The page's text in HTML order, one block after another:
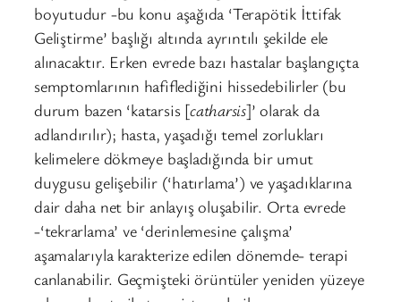
boyutudur -bu konu aşağıda ‘Terapötik İttifak
Geliştirme’ başlığı altında ayrıntılı şekilde ele
alınacaktır. Erken evrede bazı hastalar başlangıçta
semptomlarının hafiflediğini hissedebilirler (bu
durum bazen ‘katarsis [catharsis]’ olarak da
adlandırılır); hasta, yaşadığı temel zorlukları
kelimelere dökmeye başladığında bir umut
duygusu gelişebilir (‘hatırlama’) ve yaşadıklarına
dair daha net bir anlayış oluşabilir. Orta evrede
-‘tekrarlama’ ve ‘derinlemesine çalışma’
aşamalarıyla karakterize edilen dönemde- terapi
canlanabilir. Geçmişteki örüntüler yeniden yüzeye